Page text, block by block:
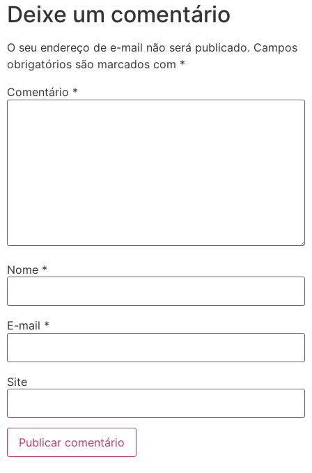
Deixe um comentário
O seu endereço de e-mail não será publicado. Campos
obrigatórios são marcados com *
Comentário *
Nome *
E-mail *
Site